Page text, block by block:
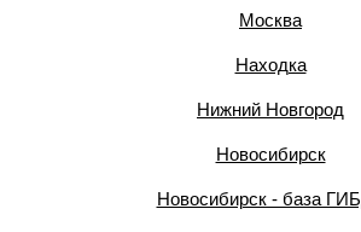
Москва
Находка
Нижний Новгород
Новосибирск
Новосибирск - база